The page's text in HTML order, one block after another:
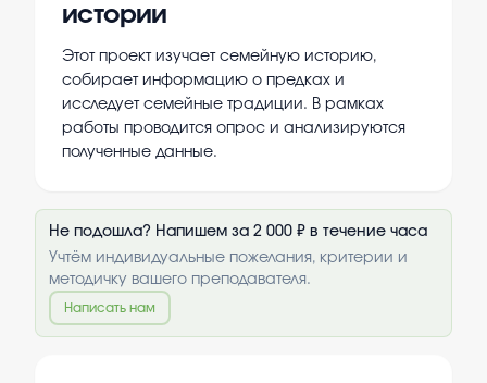
истории
Этот проект изучает семейную историю,
собирает информацию о предках и
исследует семейные традиции. В рамках
работы проводится опрос и анализируются
полученные данные.
Не подошла? Напишем за 2 000 ₽ в течение часа
Учтём индивидуальные пожелания, критерии и
методичку вашего преподавателя.
Написать нам